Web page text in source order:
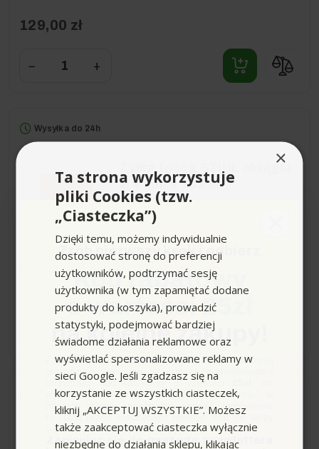
129,00 zł
− +
Wysyłka do 24h
Żyłka tnąca STIHL okrągła
2,4 mm x 253 m
Średnica żyłki: 2,4mm
135,00 zł
+
Wysyłka do 24h
Prowadnica STIHL 40cm,
×
Ta strona wykorzystuje
pliki Cookies (tzw.
„Ciasteczka”)
Dzięki temu, możemy indywidualnie
dostosować stronę do preferencji
użytkowników, podtrzymać sesję
użytkownika (w tym zapamiętać dodane
produkty do koszyka), prowadzić
statystyki, podejmować bardziej
świadome działania reklamowe oraz
wyświetlać spersonalizowane reklamy w
sieci Google. Jeśli zgadzasz się na
korzystanie ze wszystkich ciasteczek,
kliknij „AKCEPTUJ WSZYSTKIE”. Możesz
także zaakceptować ciasteczka wyłącznie
niezbędne do działania sklepu, klikając
Zrób pierwszy krok i odbierz
Kod rabatowy
o wartości 25zł
na kolejne zakupy!
Zapisz się do newslettera, załóż konto i dokonaj
pierwszych zakupów. W ramach podziękowania
otrzymasz kod rabatowy o wartości
wykorzystania przy kolejnym zamówieniu w
naszym sklepie (minimalna wartość zamówienia
to 100zł przed naliczeniem rabatu). Kod nie łączy
się z innymi kodami rabatowymi.
Zapisując się do naszego newslettera